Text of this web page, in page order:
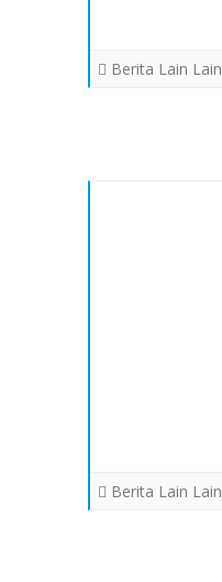
Berita Lain Lain
Berita Lain Lain